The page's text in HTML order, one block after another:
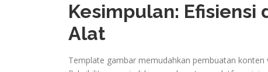
Kesimpulan:
Alat
Template gambar memudahkan pembuatan